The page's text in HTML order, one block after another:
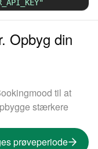
Opbyg din
til at
stærkere
prøveperiode